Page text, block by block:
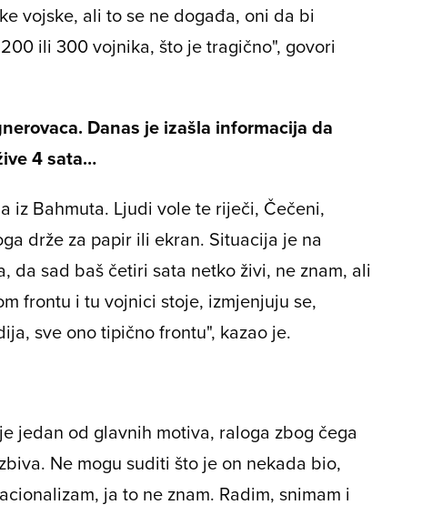
vojske, ali to se ne događa, oni da bi
ili 300 vojnika, što je tragično", govori
Danas je izašla informacija da
4 sata…
iz Bahmuta. Ljudi vole te riječi, Čečeni,
drže za papir ili ekran. Situacija je na
da sad baš četiri sata netko živi, ne znam, ali
frontu i tu vojnici stoje, izmjenjuju se,
sve ono tipično frontu", kazao je.
jedan od glavnih motiva, raloga zbog čega
Ne mogu suditi što je on nekada bio,
ja to ne znam. Radim, snimam i